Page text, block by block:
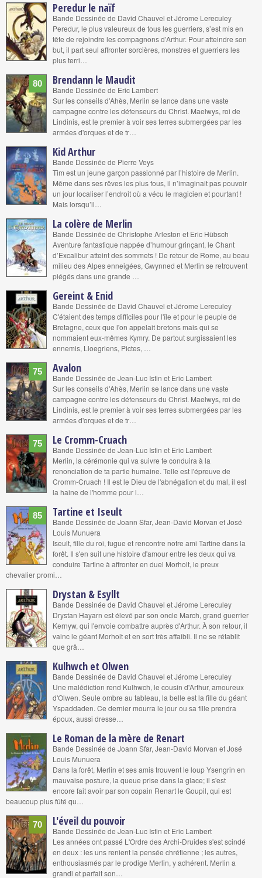
Peredur le naïf
Bande Dessinée de David Chauvel et Jérome Lereculey
Peredur, le plus valeureux de tous les guerriers, s’est mis en
tête de rejoindre les compagnons d’Arthur. Pour atteindre son
but, il part seul affronter sorcières, monstres et guerriers les
plus terri…
80 Brendann le Maudit
Bande Dessinée de Eric Lambert
Sur les conseils d'Ahès, Merlin se lance dans une vaste
campagne contre les défenseurs du Christ. Maelwys, roi de
Lindinis, est le premier à voir ses terres submergées par les
armées d'orques et de tr…
Kid Arthur
Bande Dessinée de Pierre Veys
Tim est un jeune garçon passionné par l’histoire de Merlin.
Même dans ses rêves les plus fous, il n’imaginait pas pouvoir
un jour localiser l’endroit où a vécu le magicien et pourtant !
Mais lorsqu’il…
La colère de Merlin
Bande Dessinée de Christophe Arleston et Eric Hübsch
Aventure fantastique nappée d’humour grinçant, le Chant
d’Excalibur atteint des sommets ! De retour de Rome, au beau
milieu des Alpes enneigées, Gwynned et Merlin se retrouvent
piégés dans une grande …
Gereint & Enid
Bande Dessinée de David Chauvel et Jérome Lereculey
C'étaient des temps difficiles pour l'île et pour le peuple de
Bretagne, ceux que l'on appelait bretons mais qui se
nommaient eux-mêmes Kymry. De partout surgissaient les
ennemis, Lloegriens, Pictes, …
75 Avalon
Bande Dessinée de Jean-Luc Istin et Eric Lambert
Sur les conseils d'Ahès, Merlin se lance dans une vaste
campagne contre les défenseurs du Christ. Maelwys, roi de
Lindinis, est le premier à voir ses terres submergées par les
armées d'orques et de tr…
75 Le Cromm-Cruach
Bande Dessinée de Jean-Luc Istin et Eric Lambert
Merlin, la cérémonie qui va suivre te conduira à la
renonciation de ta partie humaine. Telle est l'épreuve de
Cromm-Cruach ! Il est le Dieu de l'abnégation et du mal, il est
la haine de l'homme pour l…
85 Tartine et Iseult
Bande Dessinée de Joann Sfar, Jean-David Morvan et José
Louis Munuera
Iseult, fille du roi, fugue et rencontre notre ami Tartine dans la
forêt. Il s'en suit une histoire d'amour entre les deux qui va
conduire Tartine à affronter en duel Morholt, le preux
chevalier promi…
Drystan & Esyllt
Bande Dessinée de David Chauvel et Jérome Lereculey
Drystan Hayarn est élevé par son oncle March, grand guerrier
Kernyw, qui l'envoie combattre auprès d'Arthur. À son retour, il
vainc le géant Morholt et en sort très affaibli. Il ne se rétablit
que grâ…
Kulhwch et Olwen
Bande Dessinée de David Chauvel et Jérome Lereculey
Une malédiction rend Kulhwch, le cousin d'Arthur, amoureux
d'Olwen. Seule ombre au tableau, la belle est la fille du géant
Yspaddaden. Ce dernier mourra le jour ou sa fille prendra
époux, aussi dresse…
Le Roman de la mère de Renart
Bande Dessinée de Joann Sfar, Jean-David Morvan et José
Louis Munuera
Dans la forêt, Merlin et ses amis trouvent le loup Ysengrin en
mauvaise posture, la queue prise dans la glace; il s'est
encore fait avoir par son copain Renart le Goupil, qui est
beaucoup plus fûté qu…
70 L'éveil du pouvoir
Bande Dessinée de Jean-Luc Istin et Eric Lambert
Les années ont passé L'Ordre des Archi-Druides s'est scindé
en deux : les uns renient la pensée chrétienne ; les autres,
enthousiasmés par le prodige Merlin, y adhérent. Merlin a
grandi et parfait son…